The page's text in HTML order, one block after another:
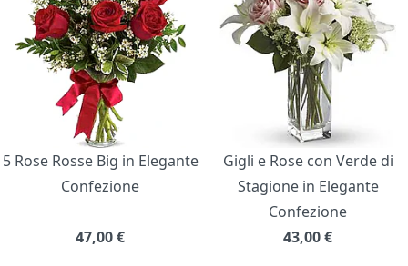
5 Rose Rosse Big in Elegante
Confezione
47,00€
Gigli e Rose con Verde di
Stagione in Elegante
Confezione
43,00€